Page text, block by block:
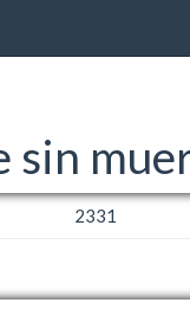
sin
2331